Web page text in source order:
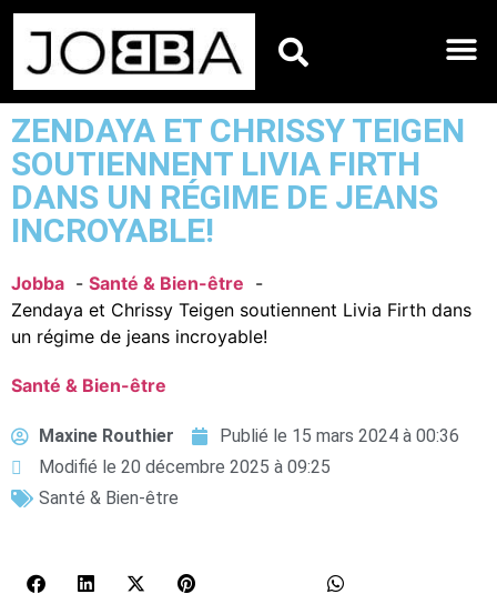
ZENDAYA ET CHRISSY TEIGEN
SOUTIENNENT LIVIA FIRTH
DANS UN RÉGIME DE JEANS
INCROYABLE!
Jobba
Santé & Bien-être
Zendaya et Chrissy Teigen soutiennent Livia Firth dans
un régime de jeans incroyable!
Santé & Bien-être
Maxine Routhier Publié le 15 mars 2024 à 00:36
Modifié le 20 décembre 2025 à 09:25
Santé & Bien-être